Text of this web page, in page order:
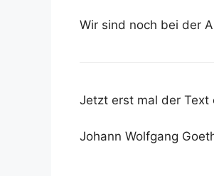
Wir sind noch bei der
Jetzt erst mal der Text
Johann Wolfgang